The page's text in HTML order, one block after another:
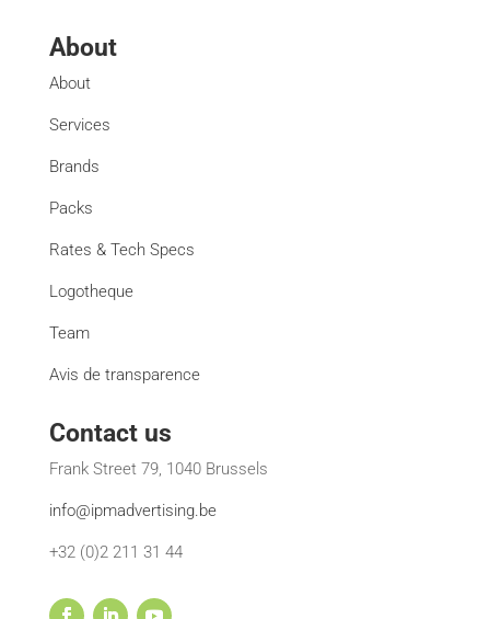
About
About
Services
Brands
Packs
Rates & Tech Specs
Logotheque
Team
Avis de transparence
Contact us
Frank Street 79, 1040 Brussels
info@ipmadvertising.be
+32 (0)2 211 31 44